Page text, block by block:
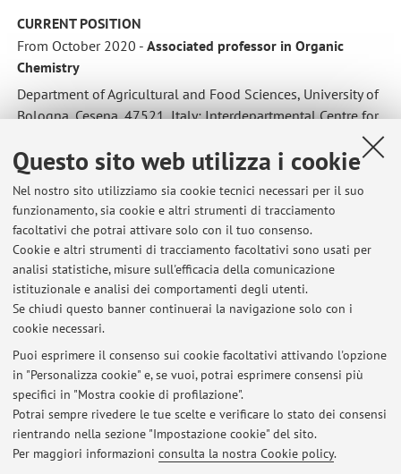
Questo sito web utilizza i cookie
Nel nostro sito utilizziamo sia cookie tecnici necessari per il suo
funzionamento, sia cookie e altri strumenti di tracciamento
facoltativi che potrai attivare solo con il tuo consenso.
Cookie e altri strumenti di tracciamento facoltativi sono usati per
analisi statistiche, misure sull'efficacia della comunicazione
istituzionale e analisi dei comportamenti degli utenti.
Se chiudi questo banner continuerai la navigazione solo con i
cookie necessari.
Puoi esprimere il consenso sui cookie facoltativi attivando l'opzione
in "Personalizza cookie" e, se vuoi, potrai esprimere consensi più
specifici in "Mostra cookie di profilazione".
Potrai sempre rivedere le tue scelte e verificare lo stato dei consensi
rientrando nella sezione "Impostazione cookie" del sito.
Per maggiori informazioni consulta la nostra Cookie policy.
CURRENT POSITION
From October 2020 - Associated professor in Organic
Chemistry
Department of Agricultural and Food Sciences, University of
Bologna, Cesena, 47521, Italy; Interdepartmental Centre for
TEACHING IN HIGHER EDUCATION
From 2005Principles of Organic Chemistry. University of
Bologna (Italy). School of Agriculture and Veterinary
Medicine, course in food science and technolog
SCIENTIFIC ACTIVITY
115 publications on peer-reviewed scientific journals, cited
by 3693 papers. H-index 33. (Source Scopus 20.07.2021)
Ultimi avvisi
Lezione Chimica Imola 21.11.2025
Pubblicato il: 21 novembre 2025